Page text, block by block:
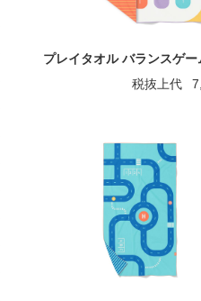
プレイタオル バランスゲー
税抜上代